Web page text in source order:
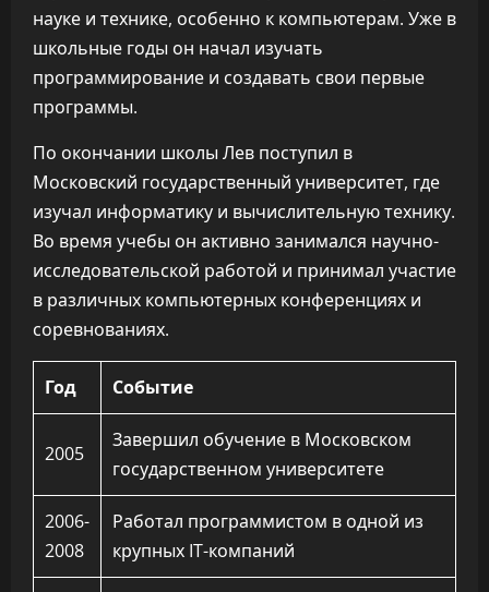
науке и технике, особенно к компьютерам. Уже в
школьные годы он начал изучать
программирование и создавать свои первые
программы.
По окончании школы Лев поступил в
Московский государственный университет, где
изучал информатику и вычислительную технику.
Во время учебы он активно занимался научно-
исследовательской работой и принимал участие
в различных компьютерных конференциях и
соревнованиях.
Год Событие
2005
Завершил обучение в Московском
государственном университете
2006-
2008
Работал программистом в одной из
крупных IT-компаний